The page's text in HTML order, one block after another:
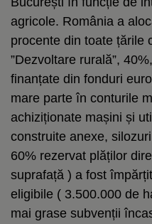
agricole. România a
procente din toate țările
”Dezvoltare rurală”,
finanțate din fonduri
mare parte în conturile
achiziționate mașini și
construite anexe,
60% rezervat plăților
suprafață ) a fost
eligibile ( 3.500.000 de
mai grase subvenții